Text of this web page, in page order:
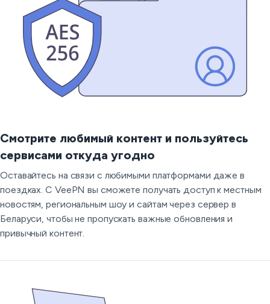
Смотрите любимый контент и пользуйтесь
сервисами откуда угодно
Оставайтесь на связи с любимыми платформами даже в
поездках. С VeePN вы сможете получать доступ к местным
новостям, региональным шоу и сайтам через сервер в
Беларуси, чтобы не пропускать важные обновления и
привычный контент.